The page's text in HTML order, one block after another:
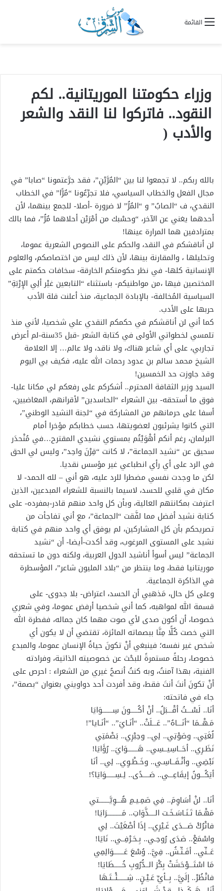
القائمة
وزراء حكومتنا الموريتانية.. لكم
النقود.. فاتركوا لنا النقد والشعر
والأدب (
بالله ربكم.. لا تجمعوا لنا بين “المُرَّيْنِ”، فقد جرَّعتمونا “صابا” في
مجال الفعل والخطاب السياسي، فلا تجرِّعُونا “مُرًّا” في الخطاب
النقدي، ف “الصابُ” و “المُرُّ” لا ضرورة -أصلا- للجمع بينهما، لأن
أحدهما يغني عن الآخر، “وحسْبك من أمْرَيْن أحلاهما مُرُّ”، فما بالك
بمترادفين هما المرارة عينها!
لن أناقشكم في النقد، والحكم على النصوص الشعرية عموما،
وتحليلها ، والمقارنة بينها، لأن ذلك ليس من اختصاصكم، والعلوم
الإنسانية كلها- في نظر حكومتكم الخارقة- سخافات حكمتم على
المختصين فيها ،من مواطنيكم- باستثناء “التابعين غيْر ألِي الإِرْبَةِ”
السياسية المُخالفة- بالإبادة الجماعية، منذ أعلنت قلة الأدب
حربها على الأدب.
كما أني لن أناقشكم في حكمكم النقدي علي شخصيا، لأني منذ
تلمسي لخطواتي الأولى في كتابة الشعر -قبل 35سنة-لم أعرض
تجاربي، على أي شاعر هناك، ولا ناقد، ولا عالم… إلا العلامة
الشيخ محمد سالم بن عدود رحمات الله عليه، فكيف بي اليوم
وقد جاوزت حد الخمسين!
السيد وزير الثقافة المحترم.. أشكركم على رفعكم لي مكانا عليا-
فوق ما أستحقه- بين الشعراء “الحاسدين” لأقرانهم، المغاضبين،
أسفا على حرمانهم من المشاركة في “لجنة النشيد الوطني”،
التي كانوا يشرئبون لعضويتها، حسب خطابكم مؤخرا أمام
البرلمان، رغم أنكم أهْوَيْتُم بمستوي نشيدي المقترح…في مُنْحدَر
سحيق عن “نشيد الجماعة”، لا كانت “قِرْنَ واحِد”، وليس لي الحق
في الرد على أي رأي انطباعي غير مؤسس نقديا.
لكن ما وجدت نفسي مضطرا للرد عليه، هو أني – لله الحمد- لا
مكان في قلبي للحسد، لاسيما بالنسبة للشعراء المبدعين، الذين
اعترفت بمكانتهم العالية، وبأن كل واحد منهم قادر-بمفرده- على
كتابة نشيد أفضل مما لفَّقت “الجماعة”، مع أني تفاجأت من
تصريحكم بأن كل المشاركين، لم يوفق أي واحد منهم في كتابة
نشيد على المستوى المرغوب، وقد أكدت-أيضا- أن “نشيد
الجماعة” ليس أسوأ أناشيد الدول العربية، ولكنه دون ما تستحقه
موريتانيا فقط، وما ينتظر من “بلاد المليون شاعر”، المؤسطرة
في الذاكرة الجماعية.
وعلى كل حال، مَذهبي أن الحسد، اعتراض- بلا جدوى- على
قسمة الله لمواهبه، كما أني شخصيا أرفض عموما، وفي شعري
خصوصا، أن أكون صدى لأي صوت مهما كان جماله، ففطرة الله
التي خصت كُلًّا مِنَّا ببصماته المائزة، تقتضي أن لا يكون أي
شخص غير نفسه؛ فينبغي أنْ تكونَ حياةُ الإنسان عموما، والمبدع
خصوصا، رحلةً مستمرةً للبحْث عن خصوصيته الذاتية، وفرادته
الفنية، بهذا آمنتُ، وبه كنتُ أنصحُ غيري من الشعراء : احرص على
أنْ تكونَ أنتَ أنتَ فقط، وقد أفردت أحد دواويني بعنوان “بصمة”،
جاء في فاتحته:
أنَا.. لَسْـــتُ أقْـــبَلُ.. أنْ أكُـــــونَ سِـــــــوَايَا
مَـهْــمَا “أنَـــاهُ”.. عَـــلَتْ.. “أنَـايَ”.. “أنَـايا”!
لُغَتِي.. وصَوْتِي.. لِي.. وحِبْرِي.. بَصْمَتِي
نَظَـرِي.. أحَــاسِيــسِي.. هَـــــــوَايَ.. رُؤَايَا!
نَبْضِي.. وأنْـفَــاسِـي.. وخَـطْـوِي.. لِي.. أنَا
أيَكُـــونُ إيقَاعِـــي.. صَــــدًى.. لِـسِــــــوَايَا؟!
أنَا.. لنْ أسَاوِمَ.. فِي صَمِـيـمِ هُـــوِيَّـــــــتي
مَهْـمَا تَـنَـاسَـخَـت الــــذَّوَاتِ.. مَــــــــــرَايَا!
فاتْرُكْ صَـــدَى غَـيْرِي.. إذَا أصْغَيْتَ.. لِي
واسْمَعْ.. صَدَى رُوحِـي.. بِـحَـرْفِــي.. نَايَا!
عَــنِّي.. أفَـتِّـشُ.. فِيَّ.. وُسْعَ عَـــــــوَالِمِي
مَا اسْتَـــوْحَشَتْ بِكْرَ الــدُّرُوبِ خُـــــطَايَا!
فانْظُرْ.. إلَيَّ.. بِــأيِّ عَـيْـنٍ.. شِــــــئْــتَـهَا